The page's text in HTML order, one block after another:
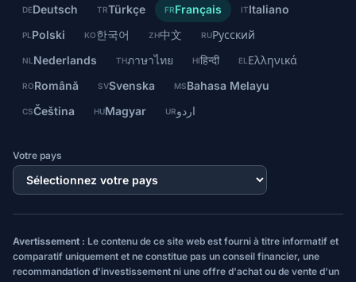
DEDeutsch TRTürkçe FRFrançais ITItaliano
PL Polski KO한국어 ZH中文 RUРусский
NL Nederlands THภาษาไทย HIहिन्दी EL Ελληνικά
RORomână SVSvenska MSBahasa Melayu
CSČeština HUMagyar URاردو
Votre pays
Avertissement : Le contenu de ce site web est fourni à titre informatif et
comparatif uniquement et ne constitue pas un conseil financier, une
recommandation d'investissement ni une offre d'achat ou de vente d'un